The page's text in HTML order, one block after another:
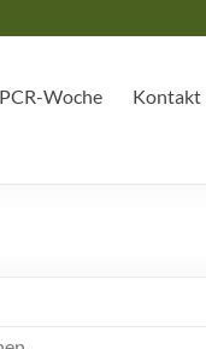
PCR-Woche Kontakt